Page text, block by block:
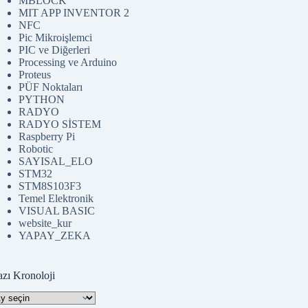
MIT APP INVENTOR 2
NFC
Pic Mikroişlemci
PIC ve Diğerleri
Processing ve Arduino
Proteus
PÜF Noktaları
PYTHON
RADYO
RADYO SİSTEM
Raspberry Pi
Robotic
SAYISAL_ELO
STM32
STM8S103F3
Temel Elektronik
VISUAL BASIC
website_kur
YAPAY_ZEKA
Kronoloji